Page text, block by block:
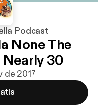
Podcast
None The
Nearly 30
de 2017